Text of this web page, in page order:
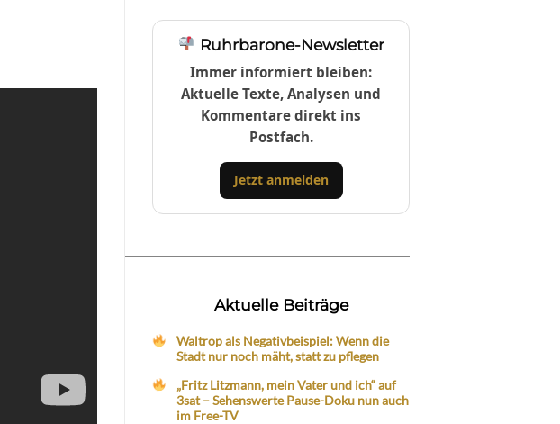
Ruhrbarone-Newsletter
Immer informiert bleiben:
Aktuelle Texte, Analysen und
Kommentare direkt ins
Postfach.
Jetzt anmelden
Aktuelle Beiträge
Waltrop als Negativbeispiel: Wenn die
Stadt nur noch mäht, statt zu pflegen
„Fritz Litzmann, mein Vater und ich“ auf
3sat – Sehenswerte Pause-Doku nun auch
im Free-TV